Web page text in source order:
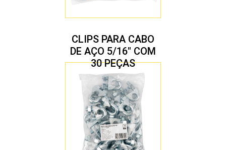
CLIPS PARA CABO
DE AÇO 5/16″ COM
30 PEÇAS